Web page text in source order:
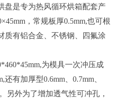
是专为热风循环烘箱配套产
，常规板厚0.5mm,也可根
质有铝合金、不锈钢、四氟涂
为模具一次冲压成
有加厚型0.6mm、0.7mm、
另外为了增加透气性可冲孔，